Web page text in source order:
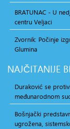
BRATUNAC - U
centru Veljaci
Zvornik: Počinje
Glumina
NAJČITANIJE
Duraković se
međunarodnom
Bošnjački
ugrožena,